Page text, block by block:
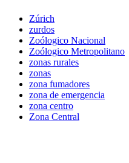
Zúrich
zurdos
Zoólogico Nacional
Zoólogico Metropolitano
zonas rurales
zonas
zona fumadores
zona de emergencia
zona centro
Zona Central